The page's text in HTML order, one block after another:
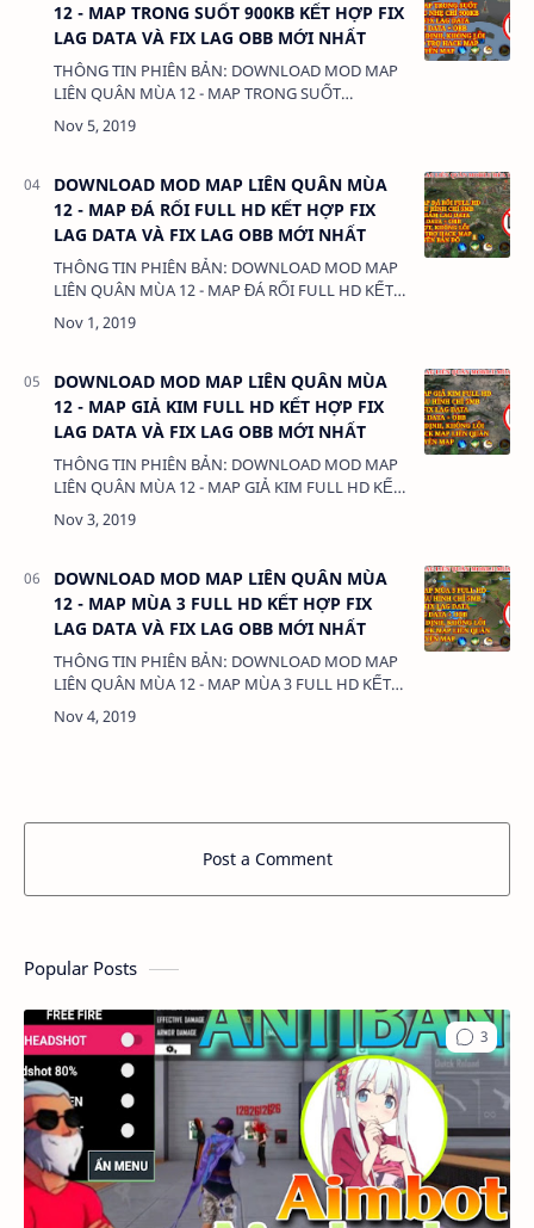
12 - MAP TRONG SUỐT 900KB KẾT HỢP FIX
LAG DATA VÀ FIX LAG OBB MỚI NHẤT
THÔNG TIN PHIÊN BẢN: DOWNLOAD MOD MAP
LIÊN QUÂN MÙA 12 - MAP TRONG SUỐT
900KB KẾT HỢP FIX LAG DATA VÀ FIX LAG OBB
DOWNLOAD MOD MAP LIÊN QUÂN MÙA
12 - MAP ĐÁ RỐI FULL HD KẾT HỢP FIX
LAG DATA VÀ FIX LAG OBB MỚI NHẤT
THÔNG TIN PHIÊN BẢN: DOWNLOAD MOD MAP
LIÊN QUÂN MÙA 12 - MAP ĐÁ RỐI FULL HD KẾT
HỢP FIX LAG DATA VÀ FIX LAG OBB MỚI NHẤT
DOWNLOAD MOD MAP LIÊN QUÂN MÙA
12 - MAP GIẢ KIM FULL HD KẾT HỢP FIX
LAG DATA VÀ FIX LAG OBB MỚI NHẤT
THÔNG TIN PHIÊN BẢN: DOWNLOAD MOD MAP
LIÊN QUÂN MÙA 12 - MAP GIẢ KIM FULL HD KẾT
HỢP FIX LAG DATA VÀ FIX LAG OBB MỚI NHẤT
DOWNLOAD MOD MAP LIÊN QUÂN MÙA
12 - MAP MÙA 3 FULL HD KẾT HỢP FIX
LAG DATA VÀ FIX LAG OBB MỚI NHẤT
THÔNG TIN PHIÊN BẢN: DOWNLOAD MOD MAP
LIÊN QUÂN MÙA 12 - MAP MÙA 3 FULL HD KẾT
HỢP FIX LAG DATA VÀ FIX LAG OBB MỚI NHẤT
Post a Comment
Popular Posts